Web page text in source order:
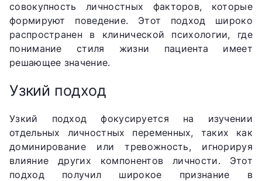
совокупность личностных факторов, которые
формируют поведение. Этот подход широко
распространен в клинической психологии, где
понимание стиля жизни пациента имеет
решающее значение.
Узкий подход
Узкий подход фокусируется на изучении
отдельных личностных переменных, таких как
доминирование или тревожность, игнорируя
влияние других компонентов личности. Этот
подход получил широкое признание в